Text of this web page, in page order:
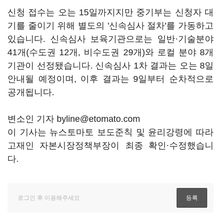
신청 접수는 오는 15일까지지만 중기부는 신청자 대
기를 줄이기 위해 별도의 '신속심사 절차'를 가동하고
있습니다. 신속심사 보육기관으로는 일반·기술분야
41개(수도권 12개, 비수도권 29개)와 로컬 분야 8개
기관이 선정됐습니다. 신속심사 1차 결과는 오는 8일
안내될 예정이며, 이후 결과는 9일부터 순차적으로
공개됩니다.
변소인 기자 byline@etomato.com
이 기사는 뉴스토마토 보도준칙 및 윤리강령에 따라
고재인 자본시장정책부장이 최종 확인·수정했습니
다.